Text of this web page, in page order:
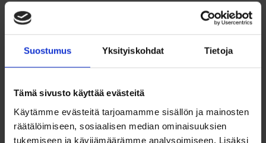
Suostumus Yksityiskohdat Tietoja
Tämä sivusto käyttää evästeitä
Käytämme evästeitä tarjoamamme sisällön ja mainosten
räätälöimiseen, sosiaalisen median ominaisuuksien
tukemiseen ja kävijämäärämme analysoimiseen. Lisäksi
maaliskuu 2023
helmikuu 2023
tammikuu 2023
marraskuu 2022
lokakuu 2022
syyskuu 2022